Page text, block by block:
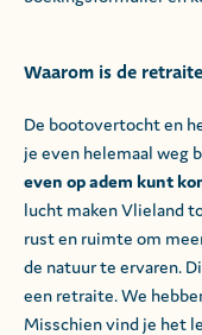
Waarom is de
De bootovertocht en
je even helemaal weg
even op adem kunt
lucht maken Vlieland
rust en ruimte om
de natuur te ervaren.
een retraite. We
Misschien vind je het